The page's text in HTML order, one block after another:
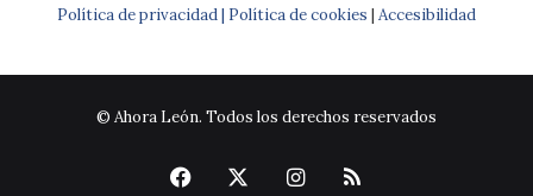
Política de privacidad | Política de cookies | Accesibilidad
© Ahora León. Todos los derechos reservados
Facebook Instagram
RSS